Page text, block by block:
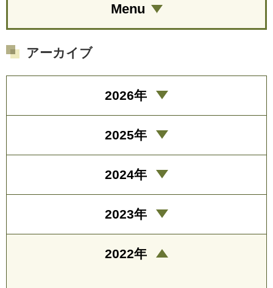
Menu
アーカイブ
2026年
2025年
2024年
2023年
2022年